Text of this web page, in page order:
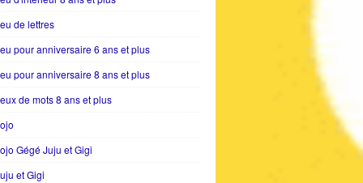
de lettres
pour anniversaire 6 ans et plus
pour anniversaire 8 ans et plus
de mots 8 ans et plus
Gégé Juju et Gigi
et Gigi